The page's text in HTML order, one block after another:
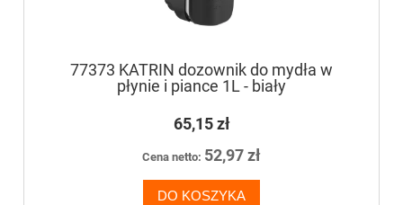
77373 KATRIN dozownik do mydła w
płynie i piance 1L - biały
65,15 zł
Cena netto: 52,97 zł
DO KOSZYKA